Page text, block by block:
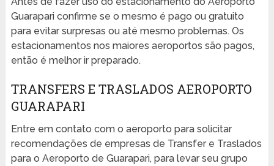
Guarapari confirme se o mesmo é pago ou gratuito
para evitar surpresas ou até mesmo problemas. Os
estacionamentos nos maiores aeroportos são pagos,
então é melhor ir preparado.
TRANSFERS E TRASLADOS AEROPORTO
GUARAPARI
Entre em contato com o aeroporto para solicitar
recomendações de empresas de Transfer e Traslados
para o Aeroporto de Guarapari, para levar seu grupo